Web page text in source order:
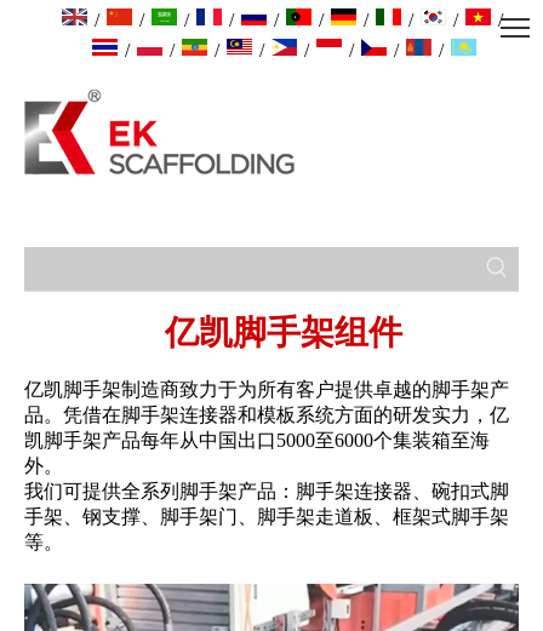
/ / / / / / / / /
/
/
/ / / / / / /
亿凯脚手架组件
亿凯脚手架制造商致力于为所有客户提供卓越的脚手架产
品。凭借在脚手架连接器和模板系统方面的研发实力，亿
凯脚手架产品每年从中国出口5000至6000个集装箱至海
外。
我们可提供全系列脚手架产品：脚手架连接器、碗扣式脚
手架、钢支撑、脚手架门、脚手架走道板、框架式脚手架
等。